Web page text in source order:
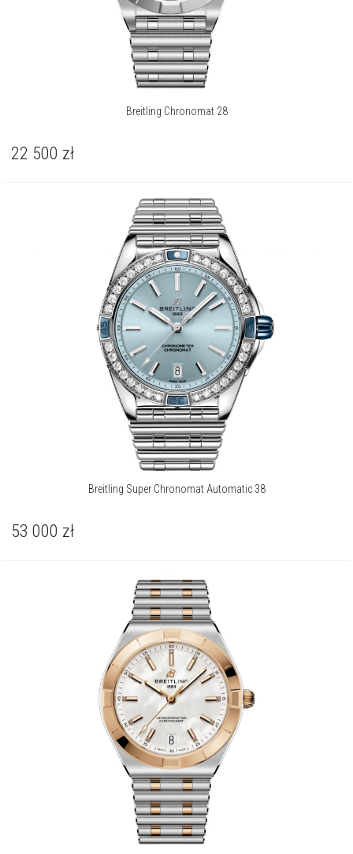
Breitling Chronomat 28
22 500 zł
Breitling Super Chronomat Automatic 38
53 000 zł